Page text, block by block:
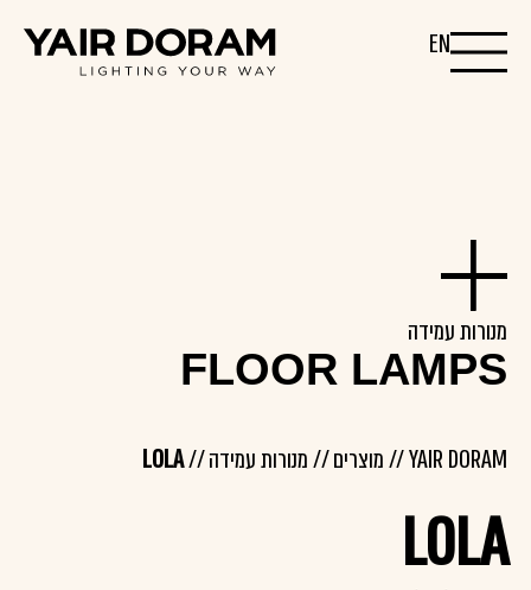
EN
מנורות עמידה
FLOOR LAMPS
YAIR DORAM
//מוצרים//מנורות עמידה//
LOLA
LOLA